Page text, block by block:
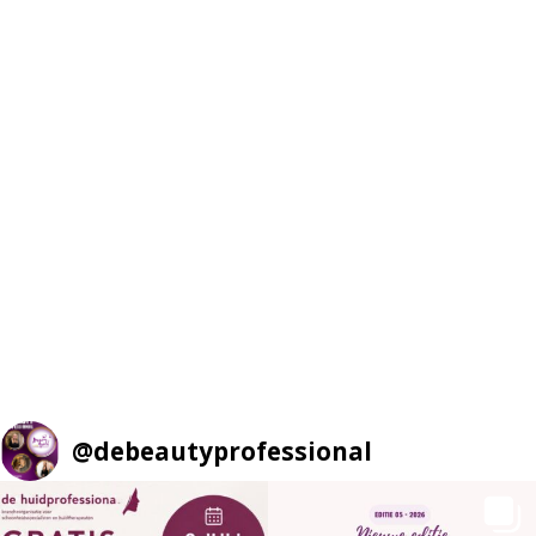
@debeautyprofessional